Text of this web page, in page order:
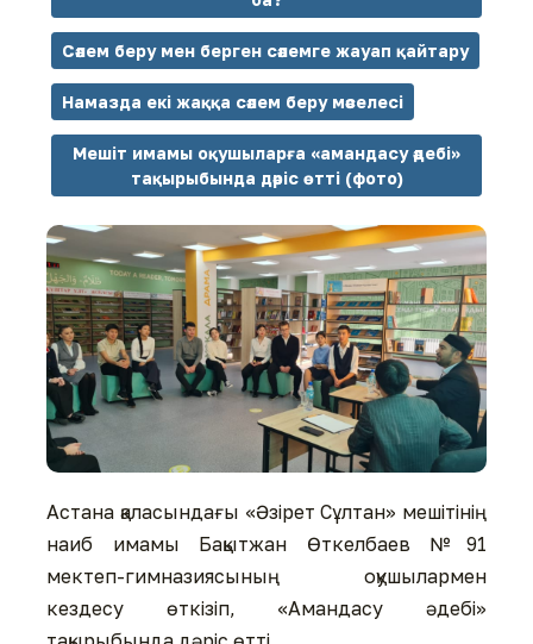
Сәлем беру мен берген сәлемге жауап қайтару
Намазда екі жаққа сәлем беру мәселесі
Мешіт имамы оқушыларға «амандасу әдебі»
тақырыбында дәріс өтті (фото)
Астана қаласындағы «Әзірет Сұлтан» мешітінің
наиб имамы Бақытжан Өткелбаев №91
мектеп-гимназиясының оқушылармен
кездесу өткізіп, «Амандасу әдебі»